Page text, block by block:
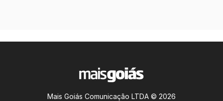
Mais Goiás Comunicação LTDA © 2026